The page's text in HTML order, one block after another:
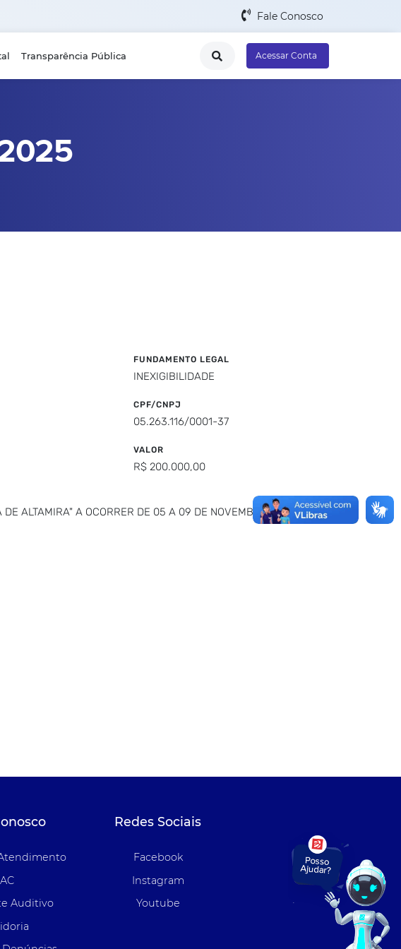
Fale Conosco
Transparência Pública Acessar Conta
FUNDAMENTO LEGAL
INEXIGIBILIDADE
CPF/CNPJ
05.263.116/0001-37
VALOR
R$ 200.000,00
ALTAMIRA" A OCORRER DE 05 A 09 DE NOVEMBRO DE
Auditivo
Redes Sociais
Facebook
Instagram
Youtube